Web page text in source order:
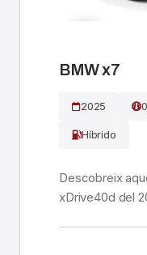
BMW x7
2025
Híbrido
Descobreix
xDrive40d del